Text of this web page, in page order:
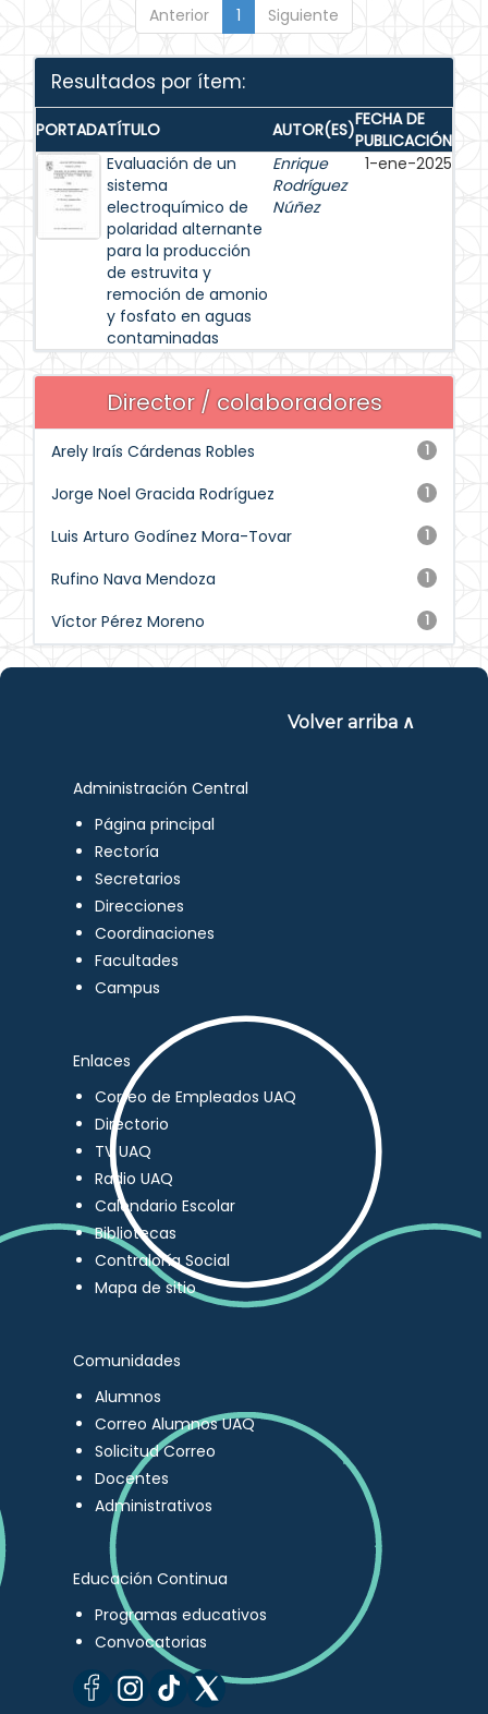
Anterior 1 Siguiente
Resultados por ítem:
PORTADATÍTULO AUTOR(ES)FECHA DE
PUBLICACIÓN
Evaluación de un
sistema
electroquímico de
polaridad alternante
para la producción
de estruvita y
remoción de amonio
y fosfato en aguas
contaminadas
Enrique
Rodríguez
Núñez
1-ene-2025
Director / colaboradores
1
Arely Iraís Cárdenas Robles
1
Jorge Noel Gracida Rodríguez
1
Luis Arturo Godínez Mora-Tovar
1
Rufino Nava Mendoza
1
Víctor Pérez Moreno
Volver arriba ∧
Administración Central
Página principal
Rectoría
Secretarios
Direcciones
Coordinaciones
Facultades
Campus
Enlaces
Correo de Empleados UAQ
Directorio
TV UAQ
Radio UAQ
Calendario Escolar
Bibliotecas
Contraloría Social
Mapa de sitio
Comunidades
Alumnos
Correo Alumnos UAQ
Solicitud Correo
Docentes
Administrativos
Educación Continua
Programas educativos
Convocatorias